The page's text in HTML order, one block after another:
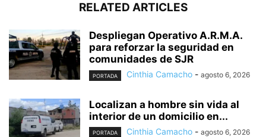
RELATED ARTICLES
Despliegan Operativo A.R.M.A.
para reforzar la seguridad en
comunidades de SJR
PORTADA Cinthia Camacho - agosto 6, 2026
Localizan a hombre sin vida al
interior de un domicilio en...
PORTADA Cinthia Camacho - agosto 6, 2026